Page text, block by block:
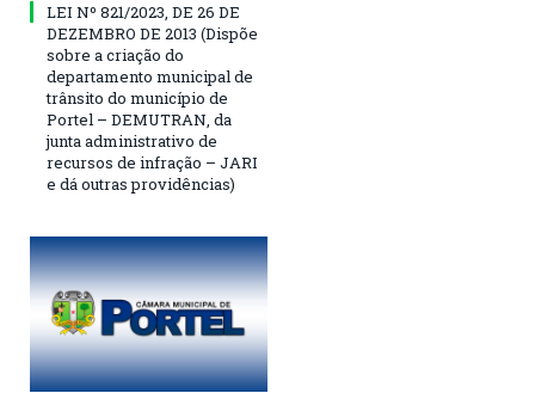
LEI Nº 821/2023, DE 26 DE
DEZEMBRO DE 2013 (Dispõe
sobre a criação do
departamento municipal de
trânsito do município de
Portel – DEMUTRAN, da
junta administrativo de
recursos de infração – JARI
e dá outras providências)